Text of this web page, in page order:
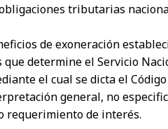
tributarias
de exoneración
que determine el Servicio
el cual se dicta el
general, no
requerimiento de interés.